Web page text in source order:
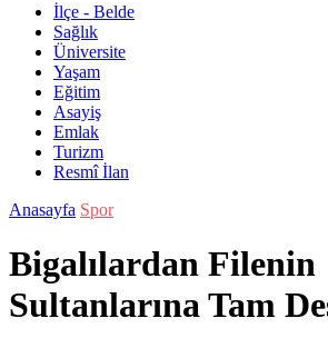
İlçe - Belde
Sağlık
Üniversite
Yaşam
Eğitim
Asayiş
Emlak
Turizm
Resmî İlan
Anasayfa Spor
Bigalılardan Filenin
Sultanlarına Tam